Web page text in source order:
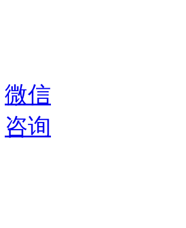
微信
咨询